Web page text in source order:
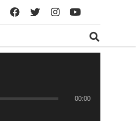
00:00